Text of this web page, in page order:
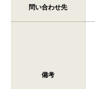
問い合わせ先
備考